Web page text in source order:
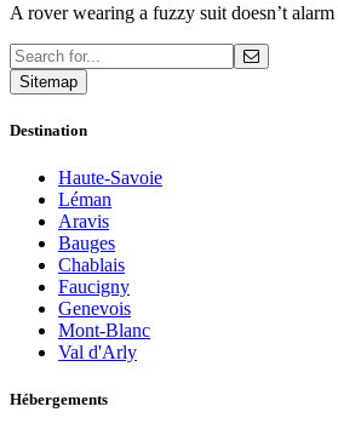
A rover wearing a fuzzy suit doesn’t
Sitemap
Destination
Haute-Savoie
Léman
Aravis
Bauges
Chablais
Faucigny
Genevois
Mont-Blanc
Val d'Arly
Hébergements